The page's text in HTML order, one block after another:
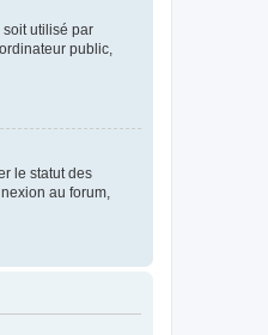
utilisé par
public,
le statut des
au forum,